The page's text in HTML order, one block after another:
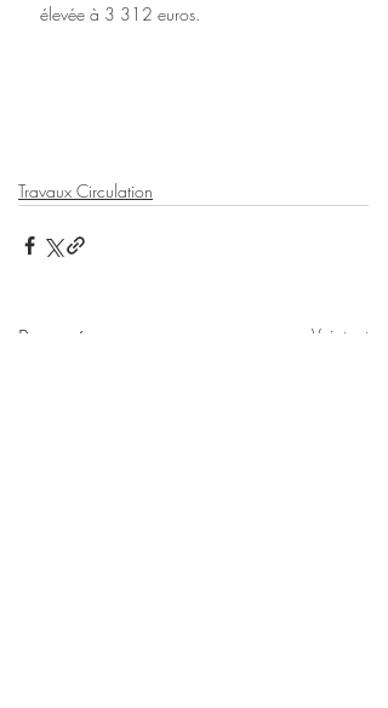
élevée à 3 312 euros.
Travaux Circulation
Posts récents Voir tout